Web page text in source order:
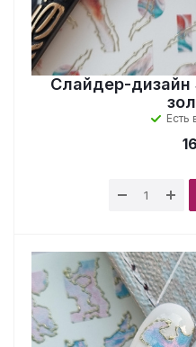
Слайдер-дизайн
Есть